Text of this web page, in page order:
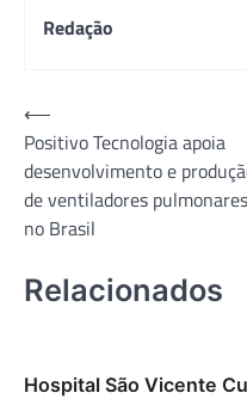
Redação
Navegação
de
Post
⟵
Positivo Tecnologia apoia
desenvolvimento e
de ventiladores pulmonares
no Brasil
Relacionados
Hospital São Vicente